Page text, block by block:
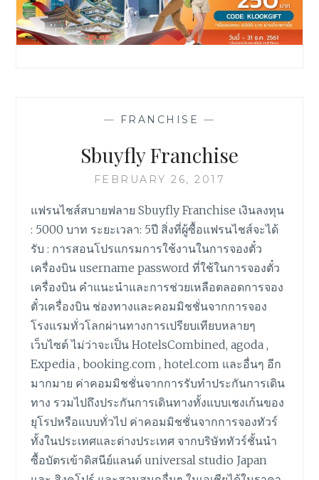
— FRANCHISE —
Sbuyfly Franchise
FEBRUARY 26, 2017
แฟรนไชส์สบายฟลาย Sbuyfly Franchise เงินลงทุน
: 5000 บาท ระยะเวลา: 5ปี สิ่งที่ผู้ซื้อแฟรนไชส์จะได้
รับ : การสอนโปรแกรมการใช้งานในการจองตั๋ว
เครื่องบิน username password ที่ใช้ในการจองตั๋ว
เครื่องบิน คำแนะนำและการช่วยเหลือตลอดการจอง
ตั๋วเครื่องบิน ช่องทางและคอมมิชชั่นจากการจอง
โรงแรมทั่วโลกผ่านทางการเปรียบเทียบหลายๆ
เว็บไซต์ ไม่ว่าจะเป็น HotelsCombined, agoda ,
Expedia , booking.com , hotel.com และอื่นๆ อีก
มากมาย ค่าคอมมิชชั่นจากการรับทำประกันการเดิน
ทาง รวมไปถึงประกันการเดินทางทั้งแบบเชงเก้นของ
ยุโรปหรือแบบทั่วไป ค่าคอมมิชชั่นจากการจองทัวร์
ทั้งในประเทศและต่างประเทศ จากบริษัททัวร์ชั้นนำ
ซื้อบัตรเข้าดิสนีย์แลนด์ universal studio Japan